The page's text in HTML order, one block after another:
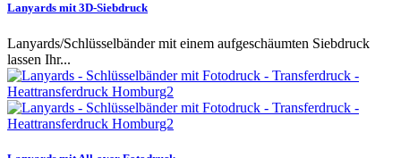
Lanyards mit 3D-Siebdruck
Lanyards/Schlüsselbänder mit einem aufgeschäumten Siebdruck
lassen Ihr...